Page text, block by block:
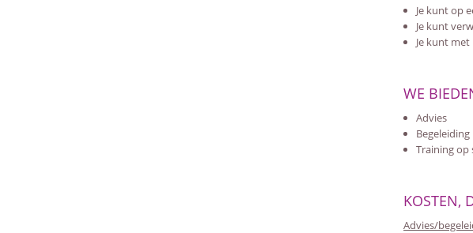
Je kunt op
Je kunt
Je kunt
WE
Advies
Begeleiding
Training op
KOSTEN,
Advies/